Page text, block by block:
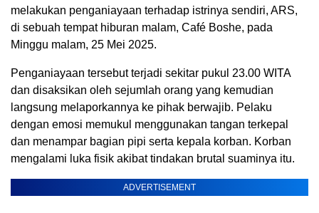
melakukan penganiayaan terhadap istrinya sendiri, ARS,
di sebuah tempat hiburan malam, Café Boshe, pada
Minggu malam, 25 Mei 2025.
Penganiayaan tersebut terjadi sekitar pukul 23.00 WITA
dan disaksikan oleh sejumlah orang yang kemudian
langsung melaporkannya ke pihak berwajib. Pelaku
dengan emosi memukul menggunakan tangan terkepal
dan menampar bagian pipi serta kepala korban. Korban
mengalami luka fisik akibat tindakan brutal suaminya itu.
ADVERTISEMENT